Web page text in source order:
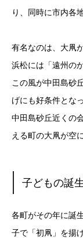
り、同時に市内各
有名なのは、大凧
浜松には「遠州の
この風が中田島砂
げにも好条件とな
中田島砂丘近くの
える町の大凧が空
子どもの誕
各町がその年に誕
子で「初凧」を揚